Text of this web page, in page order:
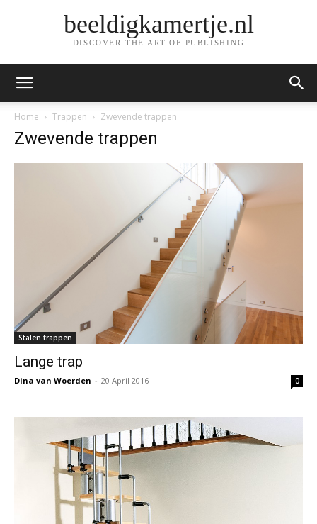
beeldigkamertje.nl
DISCOVER THE ART OF PUBLISHING
Home Trappen Zwevende trappen
Zwevende trappen
Stalen trappen
Lange trap
Dina van Woerden - 20 April 2016 0